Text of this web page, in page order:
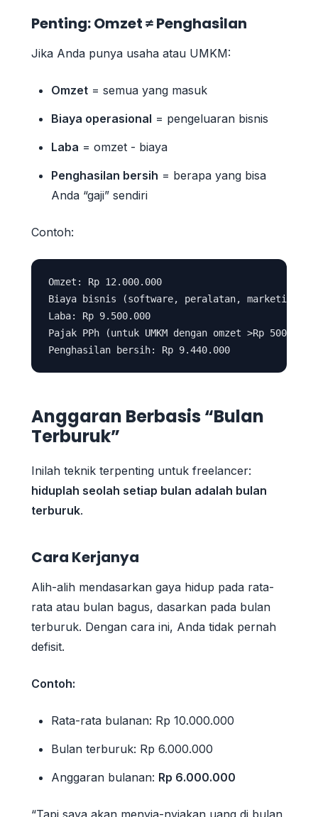
Penting: Omzet ≠ Penghasilan
Jika Anda punya usaha atau UMKM:
Omzet = semua yang masuk
Biaya operasional = pengeluaran bisnis
Laba = omzet - biaya
Penghasilan bersih = berapa yang bisa
Anda “gaji” sendiri
Contoh:
Omzet: Rp 12.000.000
Biaya bisnis (software, peralatan, marketing):
Laba: Rp 9.500.000
Pajak PPh (untuk UMKM dengan omzet >Rp 500jt/
Anggaran Berbasis “Bulan
Terburuk”
Inilah teknik terpenting untuk freelancer:
hiduplah seolah setiap bulan adalah bulan
terburuk.
Cara Kerjanya
Alih-alih mendasarkan gaya hidup pada rata-
rata atau bulan bagus, dasarkan pada bulan
terburuk. Dengan cara ini, Anda tidak pernah
defisit.
Contoh:
Rata-rata bulanan: Rp 10.000.000
Bulan terburuk: Rp 6.000.000
Anggaran bulanan: Rp 6.000.000
“Tapi saya akan menyia-nyiakan uang di bulan